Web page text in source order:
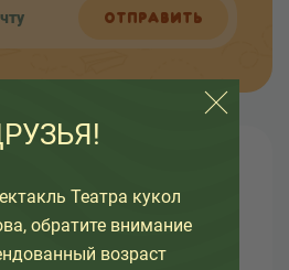
ОТПРАВИТЬ
театр в разное время, а
изменения ждут его.
Театра кукол
обратите внимание
возраст